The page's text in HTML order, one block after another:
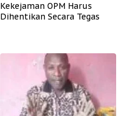
Kekejaman OPM Harus
Dihentikan Secara Tegas